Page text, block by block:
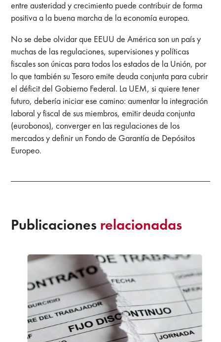
entre austeridad y crecimiento puede contribuir de forma
positiva a la buena marcha de la economía europea.
No se debe olvidar que EEUU de América son un país y
muchas de las regulaciones, supervisiones y políticas
fiscales son únicas para todos los estados de la Unión, por
lo que también su Tesoro emite deuda conjunta para cubrir
el déficit del Gobierno Federal. La UEM, si quiere tener
futuro, debería iniciar ese camino: aumentar la integración
laboral y fiscal de sus miembros, emitir deuda conjunta
(eurobonos), converger en las regulaciones de los
mercados y definir un Fondo de Garantía de Depósitos
Europeo.
Publicaciones relacionadas